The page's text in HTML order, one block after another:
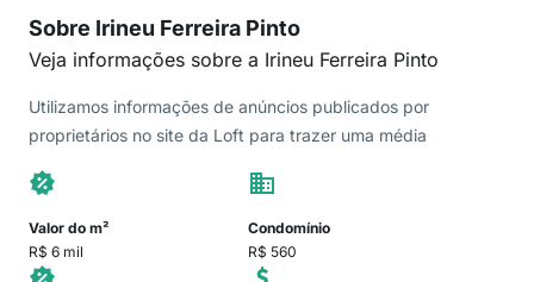
Sobre Irineu Ferreira Pinto
Veja informações sobre a Irineu Ferreira Pinto
Utilizamos informações de anúncios publicados por
proprietários no site da Loft para trazer uma média
Valor do m²
R$ 6 mil
Condomínio
R$ 560